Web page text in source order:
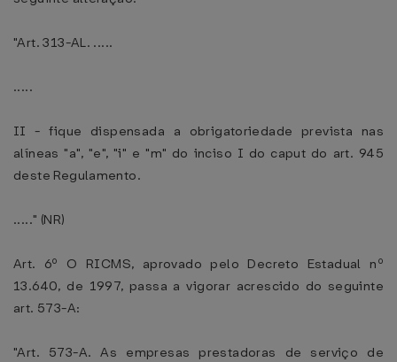
"Art. 313-AL. .....
.....
II - fique dispensada a obrigatoriedade prevista nas
alíneas "a", "e", "i" e "m" do inciso I do caput do art. 945
deste Regulamento.
....." (NR)
Art. 6º O RICMS, aprovado pelo Decreto Estadual nº
13.640, de 1997, passa a vigorar acrescido do seguinte
art. 573-A:
"Art. 573-A. As empresas prestadoras de serviço de